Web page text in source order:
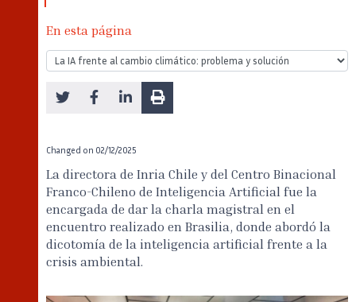
Changed on 02/12/2025
La directora de Inria Chile y del Centro Binacional
Franco-Chileno de Inteligencia Artificial fue la
encargada de dar la charla magistral en el
encuentro realizado en Brasilia, donde abordó la
dicotomía de la inteligencia artificial frente a la
crisis ambiental.
En esta página